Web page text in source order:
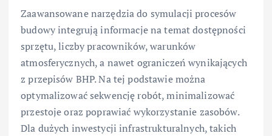
Zaawansowane narzędzia do symulacji procesów
budowy integrują informacje na temat dostępności
sprzętu, liczby pracowników, warunków
atmosferycznych, a nawet ograniczeń wynikających
z przepisów BHP. Na tej podstawie można
optymalizować sekwencję robót, minimalizować
przestoje oraz poprawiać wykorzystanie zasobów.
Dla dużych inwestycji infrastrukturalnych, takich